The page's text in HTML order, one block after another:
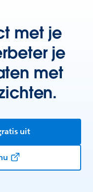
met je
je
met
uit